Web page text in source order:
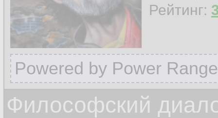
Рейтинг:
Powered by Power
Философский